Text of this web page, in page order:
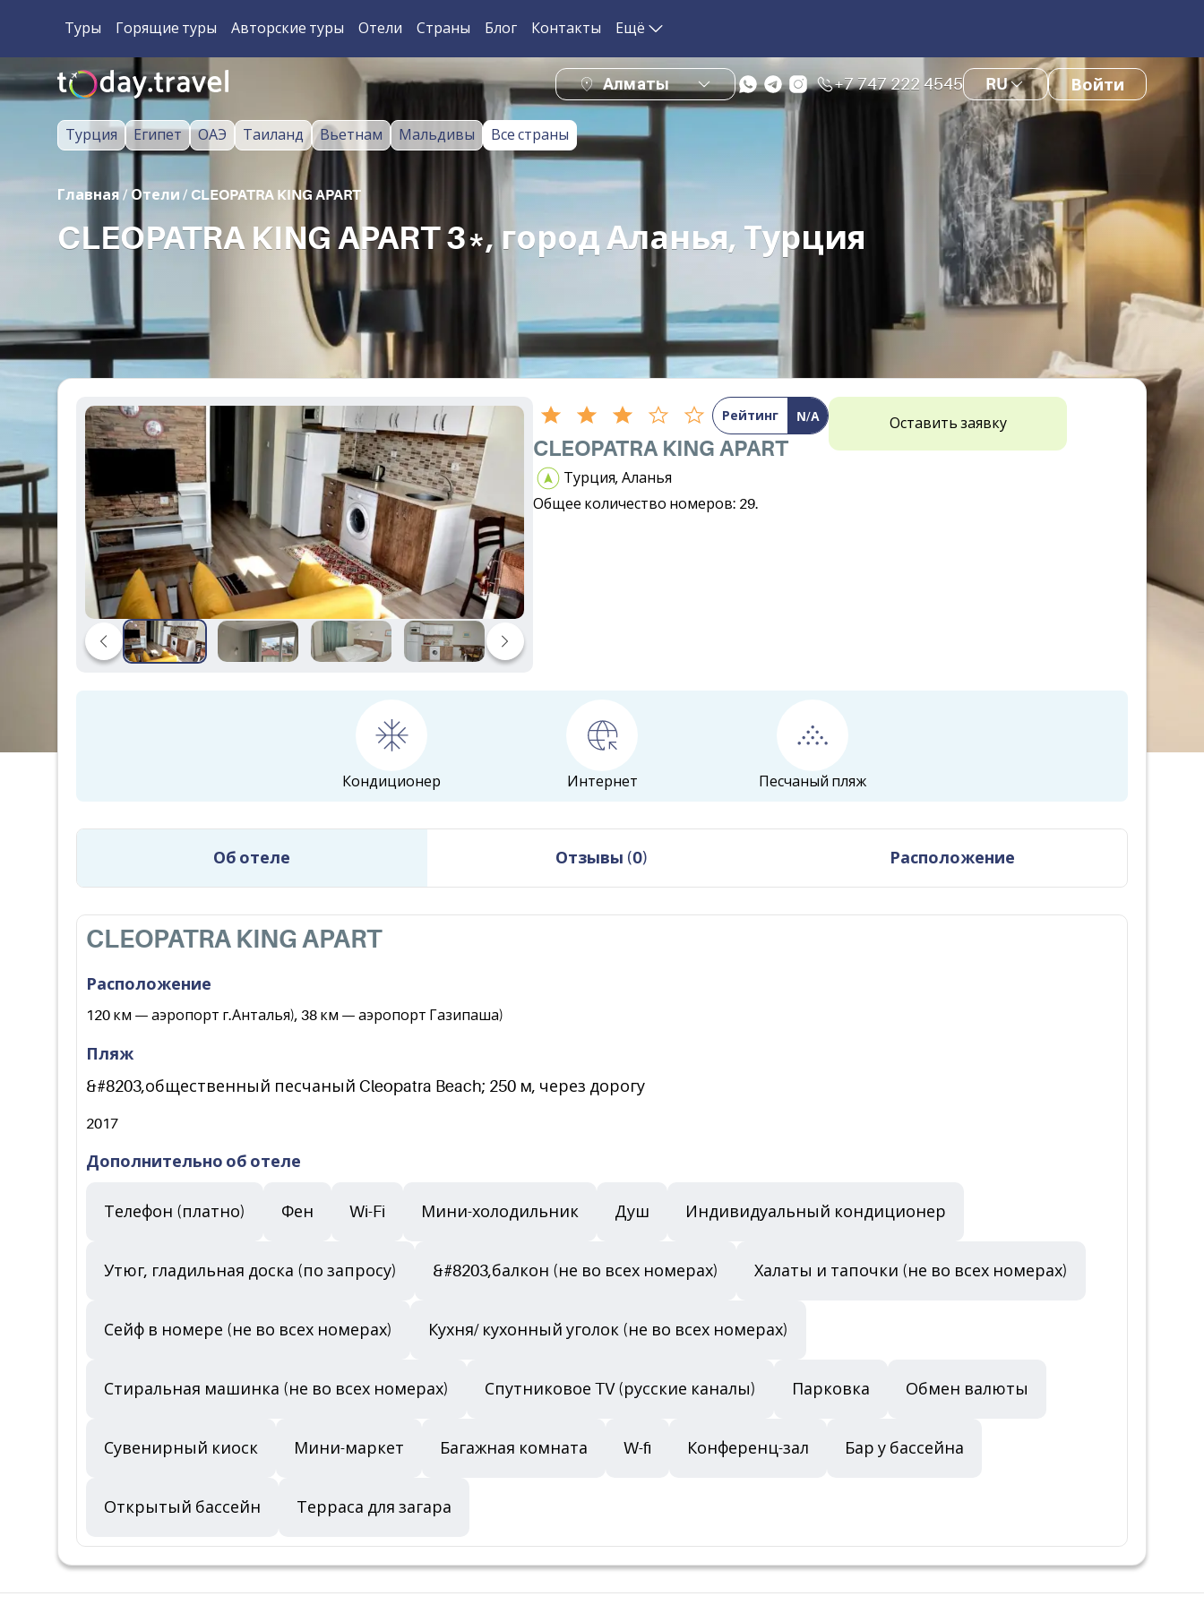
Туры Горящие туры Авторские туры Отели Страны Блог Контакты Ещё
Алматы +7 747 222 4545 RU Войти
Турция Египет ОАЭ Таиланд Вьетнам Мальдивы Все страны
Главная / Отели / CLEOPATRA KING APART
CLEOPATRA KING APART 3*, город Аланья, Турция
Рейтинг N/A
CLEOPATRA KING APART
Турция, Аланья
Общее количество номеров: 29.
Оставить заявку
Кондиционер Интернет Песчаный пляж
Об отеле Отзывы (0) Расположение
CLEOPATRA KING APART
Расположение
120 км — аэропорт г.Анталья), 38 км — аэропорт Газипаша)
Пляж
&#8203,общественный песчаный Cleopatra Beach; 250 м, через дорогу
2017
Дополнительно об отеле
Телефон (платно) Фен Wi-Fi Мини-холодильник Душ Индивидуальный кондиционер
Утюг, гладильная доска (по запросу) &#8203,балкон (не во всех номерах) Халаты и тапочки (не во всех номерах)
Сейф в номере (не во всех номерах) Кухня/ кухонный уголок (не во всех номерах)
Стиральная машинка (не во всех номерах) Спутниковое TV (русские каналы) Парковка Обмен валюты
Сувенирный киоск Мини-маркет Багажная комната W-fi Конференц-зал Бар у бассейна
Открытый бассейн Терраса для загара